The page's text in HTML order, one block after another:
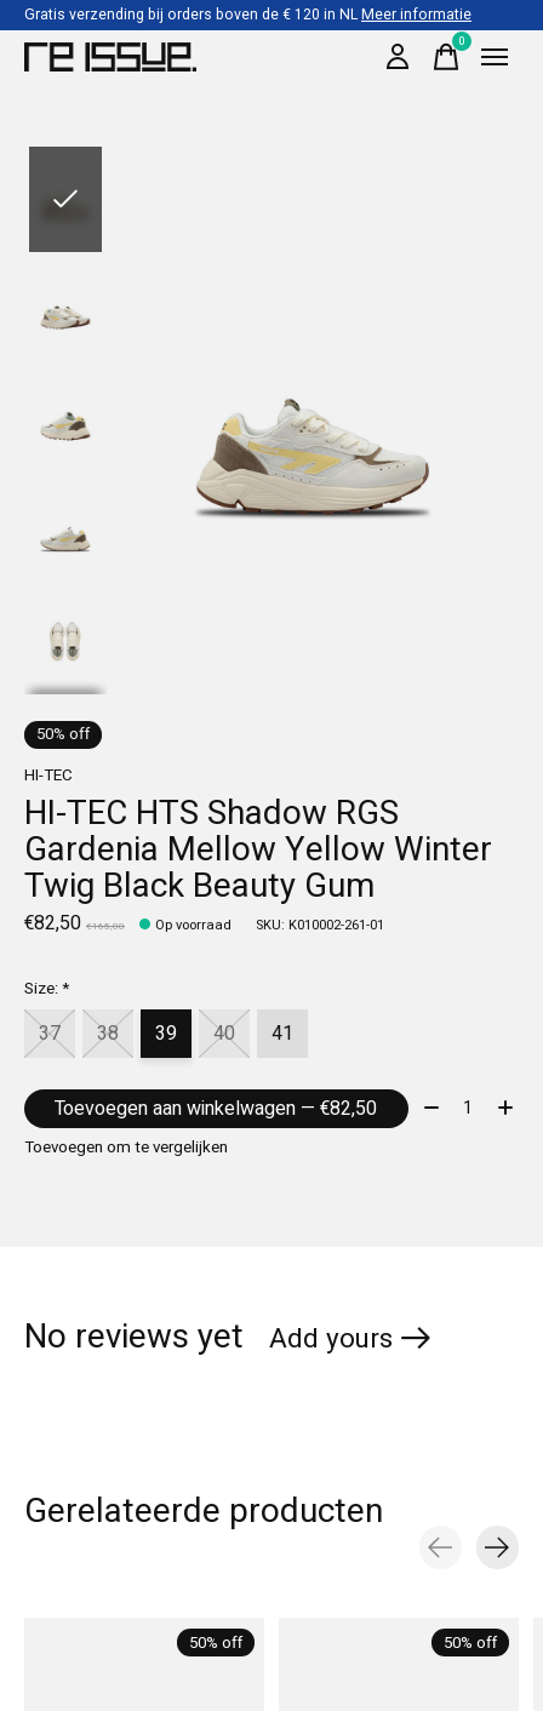
Gratis verzending bij orders boven de € 120 in NLMeer informatie
0items
50% off
HI-TEC
HI-TEC HTS Shadow RGS
Gardenia Mellow Yellow Winter
Twig Black Beauty Gum
€82,50 €165,00 Op voorraad SKU: K010002-261-01
Size:*
37 38 39 40 41
Toevoegen aan winkelwagen — €82,50 Aantal:
Toevoegen om te vergelijken
No reviews yet Add yours
Gerelateerde producten
50% off 50% off